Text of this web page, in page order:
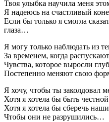
Твоя улыбка научила меня
Я надеюсь на счастливый
Если бы только я смогла
глаза…
Я могу только наблюдать из
За временем, когда
Чувства, которое выросли
Постепенно меняют свою
Я хочу, чтобы ты заколдовал
Хотя я хотела бы быть
Хотя я хотела бы сберечь
Чтобы они не разрушились…